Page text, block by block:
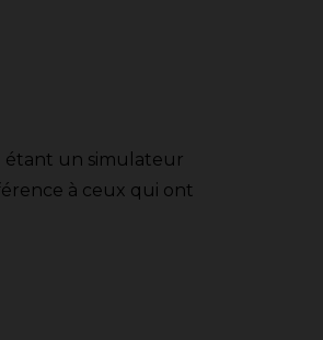
étant un simulateur
à ceux qui ont